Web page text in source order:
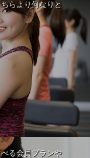
らより何なりと
る会員プランや